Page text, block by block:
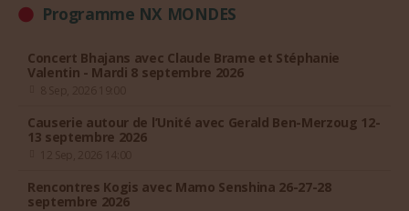
Programme NX MONDES
Concert Bhajans avec Claude Brame et Stéphanie
Valentin - Mardi 8 septembre 2026
Causerie autour de l’Unité avec Gerald Ben-Merzoug 12-
13 septembre 2026
Rencontres Kogis avec Mamo Senshina 26-27-28
septembre 2026